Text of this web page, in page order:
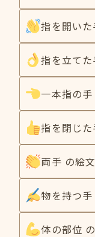
指を開い
指を立て
一本指の
指を閉じ
両手 の絵
物を持つ
体の部位